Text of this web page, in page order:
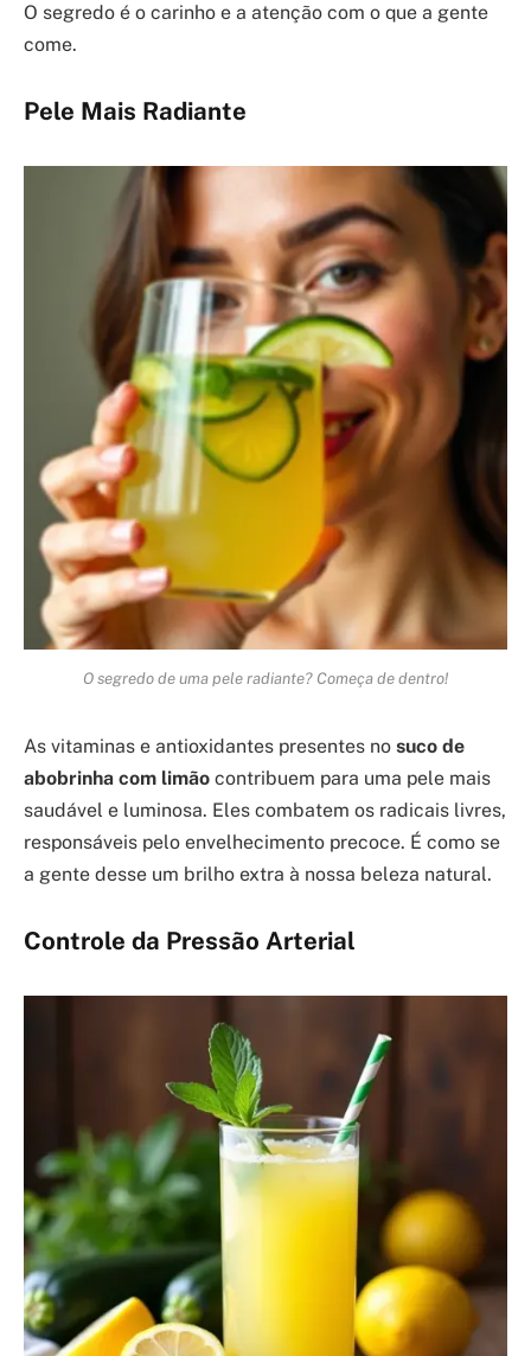
O segredo é o carinho e a atenção com o que a gente
come.
Pele Mais Radiante
O segredo de uma pele radiante? Começa de dentro!
As vitaminas e antioxidantes presentes no suco de
abobrinha com limão contribuem para uma pele mais
saudável e luminosa. Eles combatem os radicais livres,
responsáveis pelo envelhecimento precoce. É como se
a gente desse um brilho extra à nossa beleza natural.
Controle da Pressão Arterial